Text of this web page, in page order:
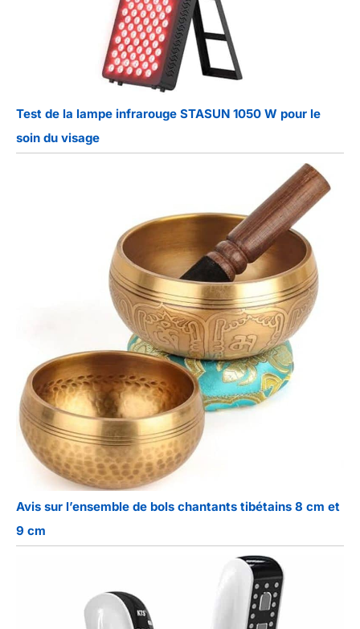
Test de la lampe infrarouge STASUN 1050 W pour le
soin du visage
Avis sur l’ensemble de bols chantants tibétains 8 cm et
9 cm